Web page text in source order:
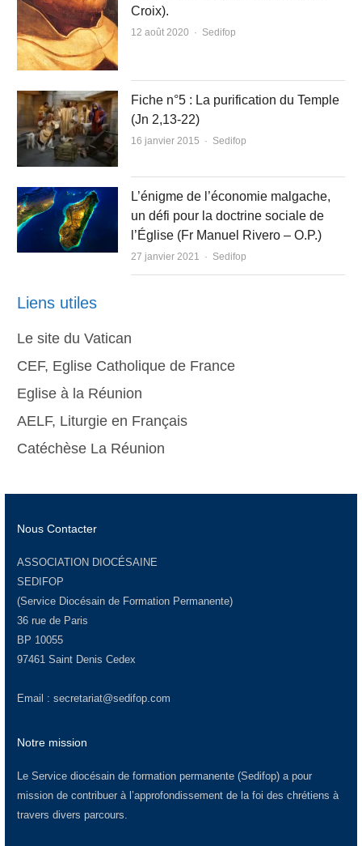
Croix).
12 août 2020 Author
Sedifop
Fiche n°5 : La purification du Temple
(Jn 2,13-22)
16 janvier 2015 Author
Sedifop
L’énigme de l’économie malgache,
un défi pour la doctrine sociale de
l’Église (Fr Manuel Rivero – O.P.)
27 janvier 2021 Author
Sedifop
Liens utiles
Le site du Vatican
CEF, Eglise Catholique de France
Eglise à la Réunion
AELF, Liturgie en Français
Catéchèse La Réunion
Nous Contacter
ASSOCIATION DIOCÉSAINE
SEDIFOP
(Service Diocésain de Formation Permanente)
36 rue de Paris
BP 10055
97461 Saint Denis Cedex
Email : secretariat@sedifop.com
Notre mission
Le Service diocésain de formation permanente (Sedifop) a pour
mission de contribuer à l’approfondissement de la foi des chrétiens à
travers divers parcours.